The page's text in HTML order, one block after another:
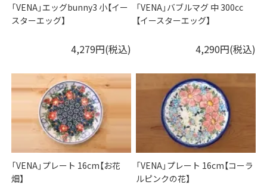
「VENA」エッグbunny3 小【イー
スターエッグ】
4,279円(税込)
「VENA」バブルマグ 中 300cc
【イースターエッグ】
4,290円(税込)
「VENA」プレート 16cm【お花
畑】
「VENA」プレート 16cm【コーラ
ルピンクの花】